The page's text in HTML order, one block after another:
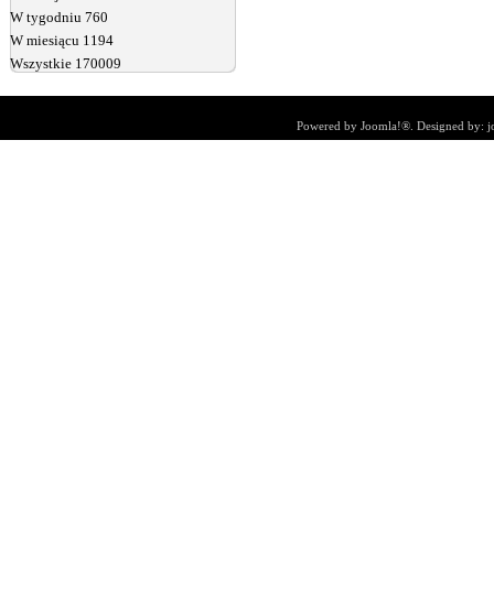
W tygodniu 760
W miesiącu 1194
Wszystkie 170009
Powered by Joomla!®. Designed by: